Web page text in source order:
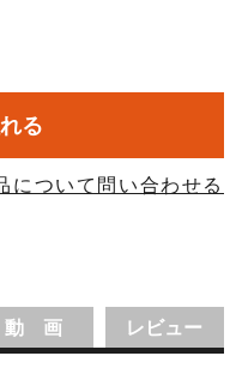
る
について問い合わせる
動 画 レビュー